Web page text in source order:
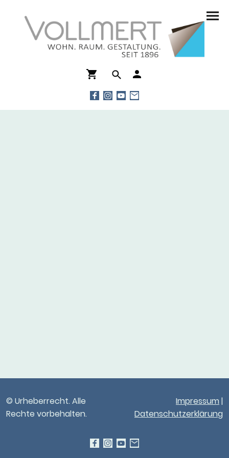
© Urheberrecht. Alle
Rechte vorbehalten.
Impressum |
Datenschutzerklärung